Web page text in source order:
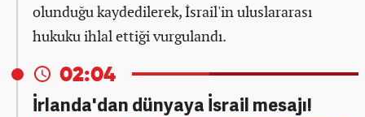
olunduğu kaydedilerek, İsrail'in uluslararası
hukuku ihlal ettiği vurgulandı.
02:04
İrlanda'dan dünyaya İsrail mesajı!